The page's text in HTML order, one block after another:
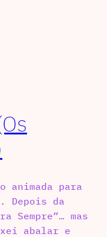
animada para
Depois da
Sempre“… mas
abalar e